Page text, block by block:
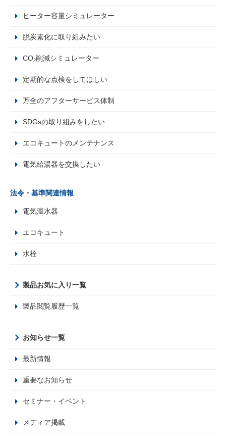
ヒーター容量シミュレーター
脱炭素化に取り組みたい
CO₂削減シミュレーター
定期的な点検をしてほしい
万全のアフターサービス体制
SDGsの取り組みをしたい
エコキュートのメンテナンス
電気給湯器を交換したい
法令・基準関連情報
電気温水器
エコキュート
水栓
製品お気に入り一覧
製品閲覧履歴一覧
お知らせ一覧
最新情報
重要なお知らせ
セミナー・イベント
メディア掲載